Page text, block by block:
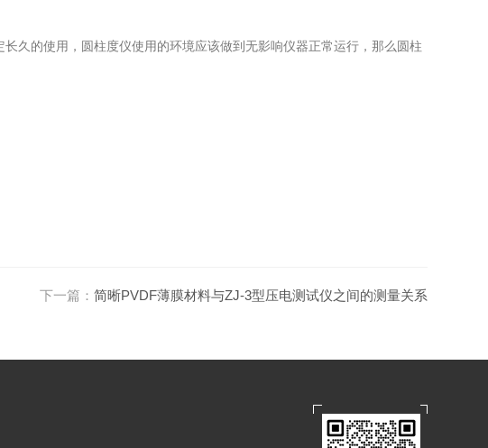
的使用，圆柱度仪使用的环境应该做到无影响仪器正常运行，那么圆柱
下一篇： 简晰PVDF薄膜材料与ZJ-3型压电测试仪之间的测量关系